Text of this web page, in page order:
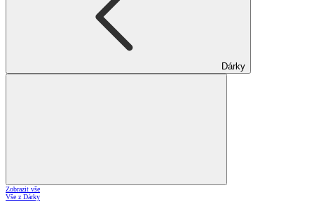
Dárky
Zobrazit vše
Vše z Dárky